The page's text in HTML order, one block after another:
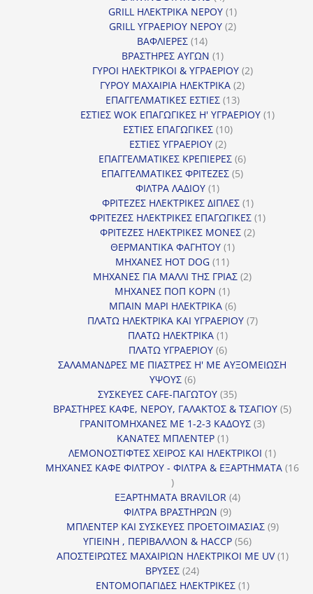
προϊόντα
GRILL ΗΛΕΚΤΡΙΚΑ ΝΕΡΟΥ 11
προϊόν
GRILL ΥΓΡΑΕΡΙΟΥ ΝΕΡΟΥ 22
ΒΑΦΛΙΕΡΕΣ 1414
προϊόντα
ΒΡΑΣΤΗΡΕΣ ΑΥΓΩΝ 11
προϊόν
ΓΥΡΟΙ ΗΛΕΚΤΡΙΚΟΙ & ΥΓΡΑΕΡΙΟΥ 22
ΓΥΡΟΥ ΜΑΧΑΙΡΙΑ ΗΛΕΚΤΡΙΚΑ 22
ΕΠΑΓΓΕΛΜΑΤΙΚΕΣ ΕΣΤΙΕΣ 1313
προϊόντα
ΕΣΤΙΕΣ WOK ΕΠΑΓΩΓΙΚΕΣ Η' ΥΓΡΑΕΡΙΟΥ 11
ΕΣΤΙΕΣ ΕΠΑΓΩΓΙΚΕΣ 1010
ΕΣΤΙΕΣ ΥΓΡΑΕΡΙΟΥ 22
προϊόντα
ΕΠΑΓΓΕΛΜΑΤΙΚΕΣ ΚΡΕΠΙΕΡΕΣ 66
προϊόντα
ΕΠΑΓΓΕΛΜΑΤΙΚΕΣ ΦΡΙΤΕΖΕΣ 55
ΦΙΛΤΡΑ ΛΑΔΙΟΥ 11
προϊόν
ΦΡΙΤΕΖΕΣ ΗΛΕΚΤΡΙΚΕΣ ΔΙΠΛΕΣ 11
προϊόν
ΦΡΙΤΕΖΕΣ ΗΛΕΚΤΡΙΚΕΣ ΕΠΑΓΩΓΙΚΕΣ 11
ΦΡΙΤΕΖΕΣ ΗΛΕΚΤΡΙΚΕΣ ΜΟΝΕΣ 22
ΘΕΡΜΑΝΤΙΚΑ ΦΑΓΗΤΟΥ 11
ΜΗΧΑΝΕΣ HOT DOG 1111
προϊόντα
ΜΗΧΑΝΕΣ ΓΙΑ ΜΑΛΛΙ ΤΗΣ ΓΡΙΑΣ 22
ΜΗΧΑΝΕΣ ΠΟΠ ΚΟΡΝ 11
προϊόν
ΜΠΑΙΝ ΜΑΡΙ ΗΛΕΚΤΡΙΚΑ 66
προϊόντα
ΠΛΑΤΩ ΗΛΕΚΤΡΙΚΑ ΚΑΙ ΥΓΡΑΕΡΙΟΥ 77
ΠΛΑΤΩ ΗΛΕΚΤΡΙΚΑ 11
προϊόν
ΠΛΑΤΩ ΥΓΡΑΕΡΙΟΥ 66
προϊόντα
ΣΑΛΑΜΑΝΔΡΕΣ ΜΕ ΠΙΑΣΤΡΕΣ Η' ΜΕ ΑΥΞΟΜΕΙΩΣΗ
ΥΨΟΥΣ 66
προϊόντα
ΣΥΣΚΕΥΕΣ CAFE-ΠΑΓΩΤΟΥ 3535
προϊόντα
ΒΡΑΣΤΗΡΕΣ ΚΑΦΕ, ΝΕΡΟΥ, ΓΑΛΑΚΤΟΣ & ΤΣΑΓΙΟΥ 55
ΓΡΑΝΙΤΟΜΗΧΑΝΕΣ ΜΕ 1-2-3 ΚΑΔΟΥΣ 33
ΚΑΝΑΤΕΣ ΜΠΛΕΝΤΕΡ 11
προϊόν
ΛΕΜΟΝΟΣΤΙΦΤΕΣ ΧΕΙΡΟΣ ΚΑΙ ΗΛΕΚΤΡΙΚΟΙ 11
προϊόν
ΜΗΧΑΝΕΣ ΚΑΦΕ ΦΙΛΤΡΟΥ - ΦΙΛΤΡΑ & ΕΞΑΡΤΗΜΑΤΑ 16
16
προϊόντα
ΕΞΑΡΤΗΜΑΤΑ BRAVILOR 44
ΦΙΛΤΡΑ ΒΡΑΣΤΗΡΩΝ 99
προϊόντα
ΜΠΛΕΝΤΕΡ ΚΑΙ ΣΥΣΚΕΥΕΣ ΠΡΟΕΤΟΙΜΑΣΙΑΣ 99
ΥΓΙΕΙΝΗ , ΠΕΡΙΒΑΛΛΟΝ & HACCP 5656
προϊόντα
ΑΠΟΣΤΕΙΡΩΤΕΣ ΜΑΧΑΙΡΙΩΝ ΗΛΕΚΤΡΙΚΟΙ ΜΕ UV 11
ΒΡΥΣΕΣ 2424
προϊόντα
ΕΝΤΟΜΟΠΑΓΙΔΕΣ ΗΛΕΚΤΡΙΚΕΣ 11